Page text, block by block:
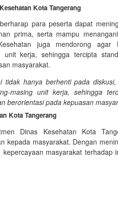
Kota Tangerang
para peserta dapat
prima, serta mampu
juga mendorong agar
kerja, sehingga tercipta
masyarakat.
hanya berhenti pada
masing unit kerja, sehingga
berorientasi pada kepuasan
Kota Tangerang
Dinas Kesehatan Kota
kepada masyarakat. Dengan
masyarakat terhadap